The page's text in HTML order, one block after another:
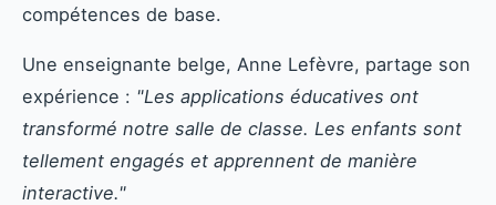
compétences de base.
Une enseignante belge, Anne Lefèvre, partage son
expérience : "Les applications éducatives ont
transformé notre salle de classe. Les enfants sont
tellement engagés et apprennent de manière
interactive."